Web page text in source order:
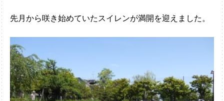
先月から咲き始めていたスイレンが満開を迎えました。